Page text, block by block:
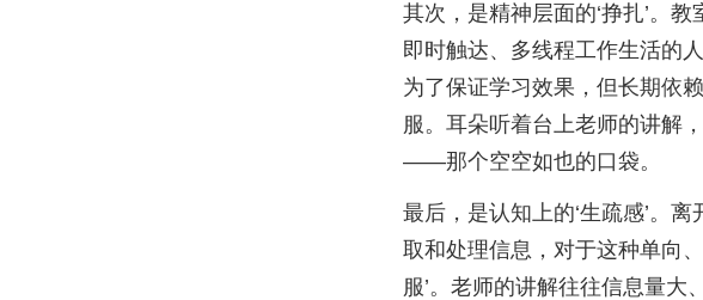
其次，是精神层面的‘挣扎’。
即时触达、多线程工作生活的
为了保证学习效果，但长期依
服。耳朵听着台上老师的讲解
——那个空空如也的口袋。
最后，是认知上的‘生疏感’。
取和处理信息，对于这种单向
服’。老师的讲解往往信息量